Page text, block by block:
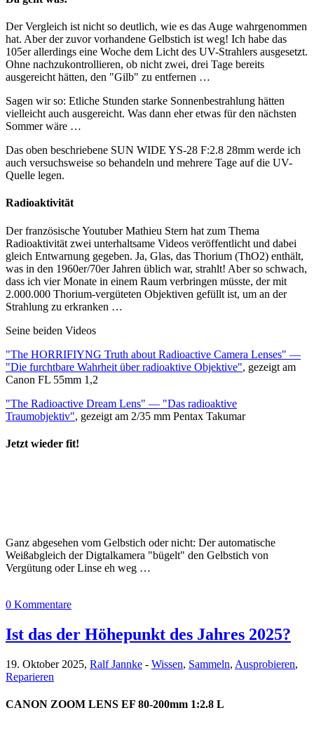
Der Vergleich ist nicht so deutlich, wie es das Auge wahrgenommen
hat. Aber der zuvor vorhandene Gelbstich ist weg! Ich habe das
105er allerdings eine Woche dem Licht des UV-Strahlers ausgesetzt.
Ohne nachzukontrollieren, ob nicht zwei, drei Tage bereits
ausgereicht hätten, den "Gilb" zu entfernen …
Sagen wir so: Etliche Stunden starke Sonnenbestrahlung hätten
vielleicht auch ausgereicht. Was dann eher etwas für den nächsten
Sommer wäre …
Das oben beschriebene SUN WIDE YS-28 F:2.8 28mm werde ich
auch versuchsweise so behandeln und mehrere Tage auf die UV-
Quelle legen.
Radioaktivität
Der französische Youtuber Mathieu Stern hat zum Thema
Radioaktivität zwei unterhaltsame Videos veröffentlicht und dabei
gleich Entwarnung gegeben. Ja, Glas, das Thorium (ThO2) enthält,
was in den 1960er/70er Jahren üblich war, strahlt! Aber so schwach,
dass ich vier Monate in einem Raum verbringen müsste, der mit
2.000.000 Thorium-vergüteten Objektiven gefüllt ist, um an der
Strahlung zu erkranken …
Seine beiden Videos
"The HORRIFIYNG Truth about Radioactive Camera Lenses" —
"Die furchtbare Wahrheit über radioaktive Objektive", gezeigt am
Canon FL 55mm 1,2
"The Radioactive Dream Lens" — "Das radioaktive
Traumobjektiv", gezeigt am 2/35 mm Pentax Takumar
Jetzt wieder fit!
Ganz abgesehen vom Gelbstich oder nicht: Der automatische
Weißabgleich der Digtalkamera "bügelt" den Gelbstich von
Vergütung oder Linse eh weg …
0 Kommentare
Ist das der Höhepunkt des Jahres 2025?
19. Oktober 2025, Ralf Jannke - Wissen, Sammeln, Ausprobieren,
Reparieren
CANON ZOOM LENS EF 80-200mm 1:2.8 L